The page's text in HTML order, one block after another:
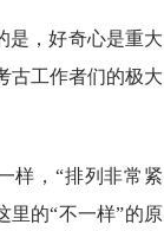
是，好奇心是重大
古工作者们的极大
样，“排列非常紧
里的“不一样”的原